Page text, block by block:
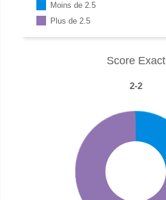
Moins de 2.5
Plus de 2.5
Score Exact
2-2